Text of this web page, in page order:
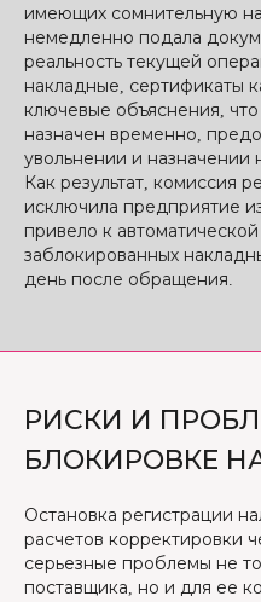
имеющих сомнительную
немедленно подала
реальность текущей
накладные, сертификаты
ключевые объяснения,
назначен временно,
увольнении и назначении
Как результат, комиссия
исключила предприятие
привело к
заблокированных
день после обращения.
РИСКИ И
БЛОКИРОВКЕ
Остановка регистрации
расчетов корректировки
серьезные проблемы не
поставщика, но и для ее